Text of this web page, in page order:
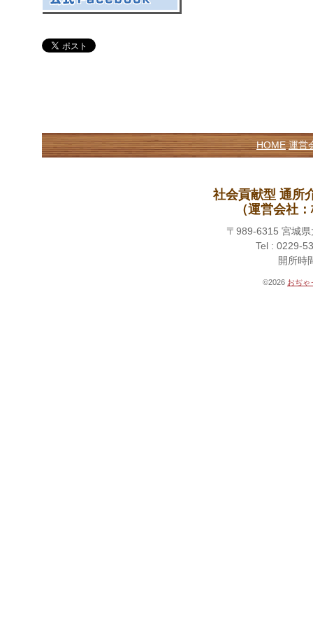
HOME 運営
社会貢献型 通所
（運営会社
〒989-6315 宮城
Tel : 0229-
開所時
©2026 おぢゃ